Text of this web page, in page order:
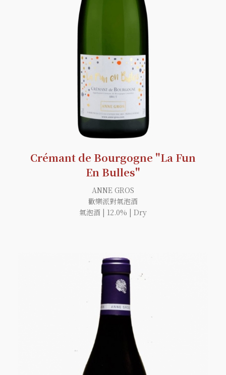
Crémant de Bourgogne "La Fun
En Bulles"
ANNE GROS
歡樂派對氣泡酒
氣泡酒 | 12.0% | Dry